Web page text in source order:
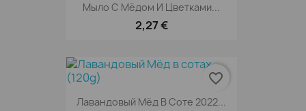
Мыло С Мёдом И Цветками...
2,27 €
Лавандовый Мёд В Соте 2022...
favorite_border